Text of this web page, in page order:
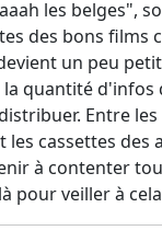
les belges",
des bons films
un peu
quantité d'infos
Entre
les cassettes des
à contenter
pour veiller à